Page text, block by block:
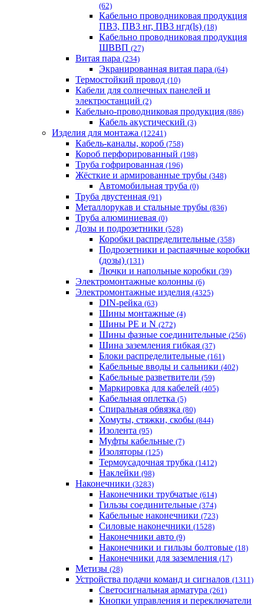
(62)
Кабельно проводниковая продукция
ПВ3, ПВ3 нг, ПВ3 нгд(ls) (18)
Кабельно проводниковая продукция
ШВВП (27)
Витая пара (234)
Экранированная витая пара (64)
Термостойкий провод (10)
Кабели для солнечных панелей и
электростанций (2)
Кабельно-проводниковая продукция (886)
Кабель акустический (3)
Изделия для монтажа (12241)
Кабель-каналы, короб (758)
Короб перфорированный (198)
Труба гофрированная (196)
Жёсткие и армированные трубы (348)
Автомобильная труба (0)
Труба двустенная (91)
Металлорукав и стальные трубы (836)
Труба алюминиевая (0)
Дозы и подрозетники (528)
Коробки распределительные (358)
Подрозетники и распаячные коробки
(дозы) (131)
Лючки и напольные коробки (39)
Электромонтажные колонны (6)
Электромонтажные изделия (4325)
DIN-рейка (63)
Шины монтажные (4)
Шины PE и N (272)
Шины фазные соединительные (256)
Шина заземления гибкая (37)
Блоки распределительные (161)
Кабельные вводы и сальники (402)
Кабельные разветвители (59)
Маркировка для кабелей (405)
Кабельная оплетка (5)
Спиральная обвязка (80)
Хомуты, стяжки, скобы (844)
Изолента (95)
Муфты кабельные (7)
Изоляторы (125)
Термоусадочная трубка (1412)
Наклейки (98)
Наконечники (3283)
Наконечники трубчатые (614)
Гильзы соединительные (374)
Кабельные наконечники (723)
Силовые наконечники (1528)
Наконечники авто (9)
Наконечники и гильзы болтовые (18)
Наконечники для заземления (17)
Метизы (28)
Устройства подачи команд и сигналов (1311)
Светосигнальная арматура (261)
Кнопки управления и переключатели